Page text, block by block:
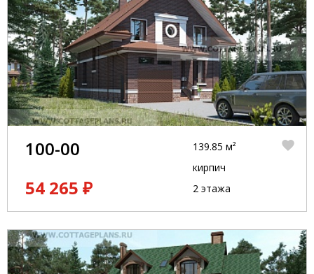
100-00
54 265 ₽
139.85 м²
кирпич
2 этажа